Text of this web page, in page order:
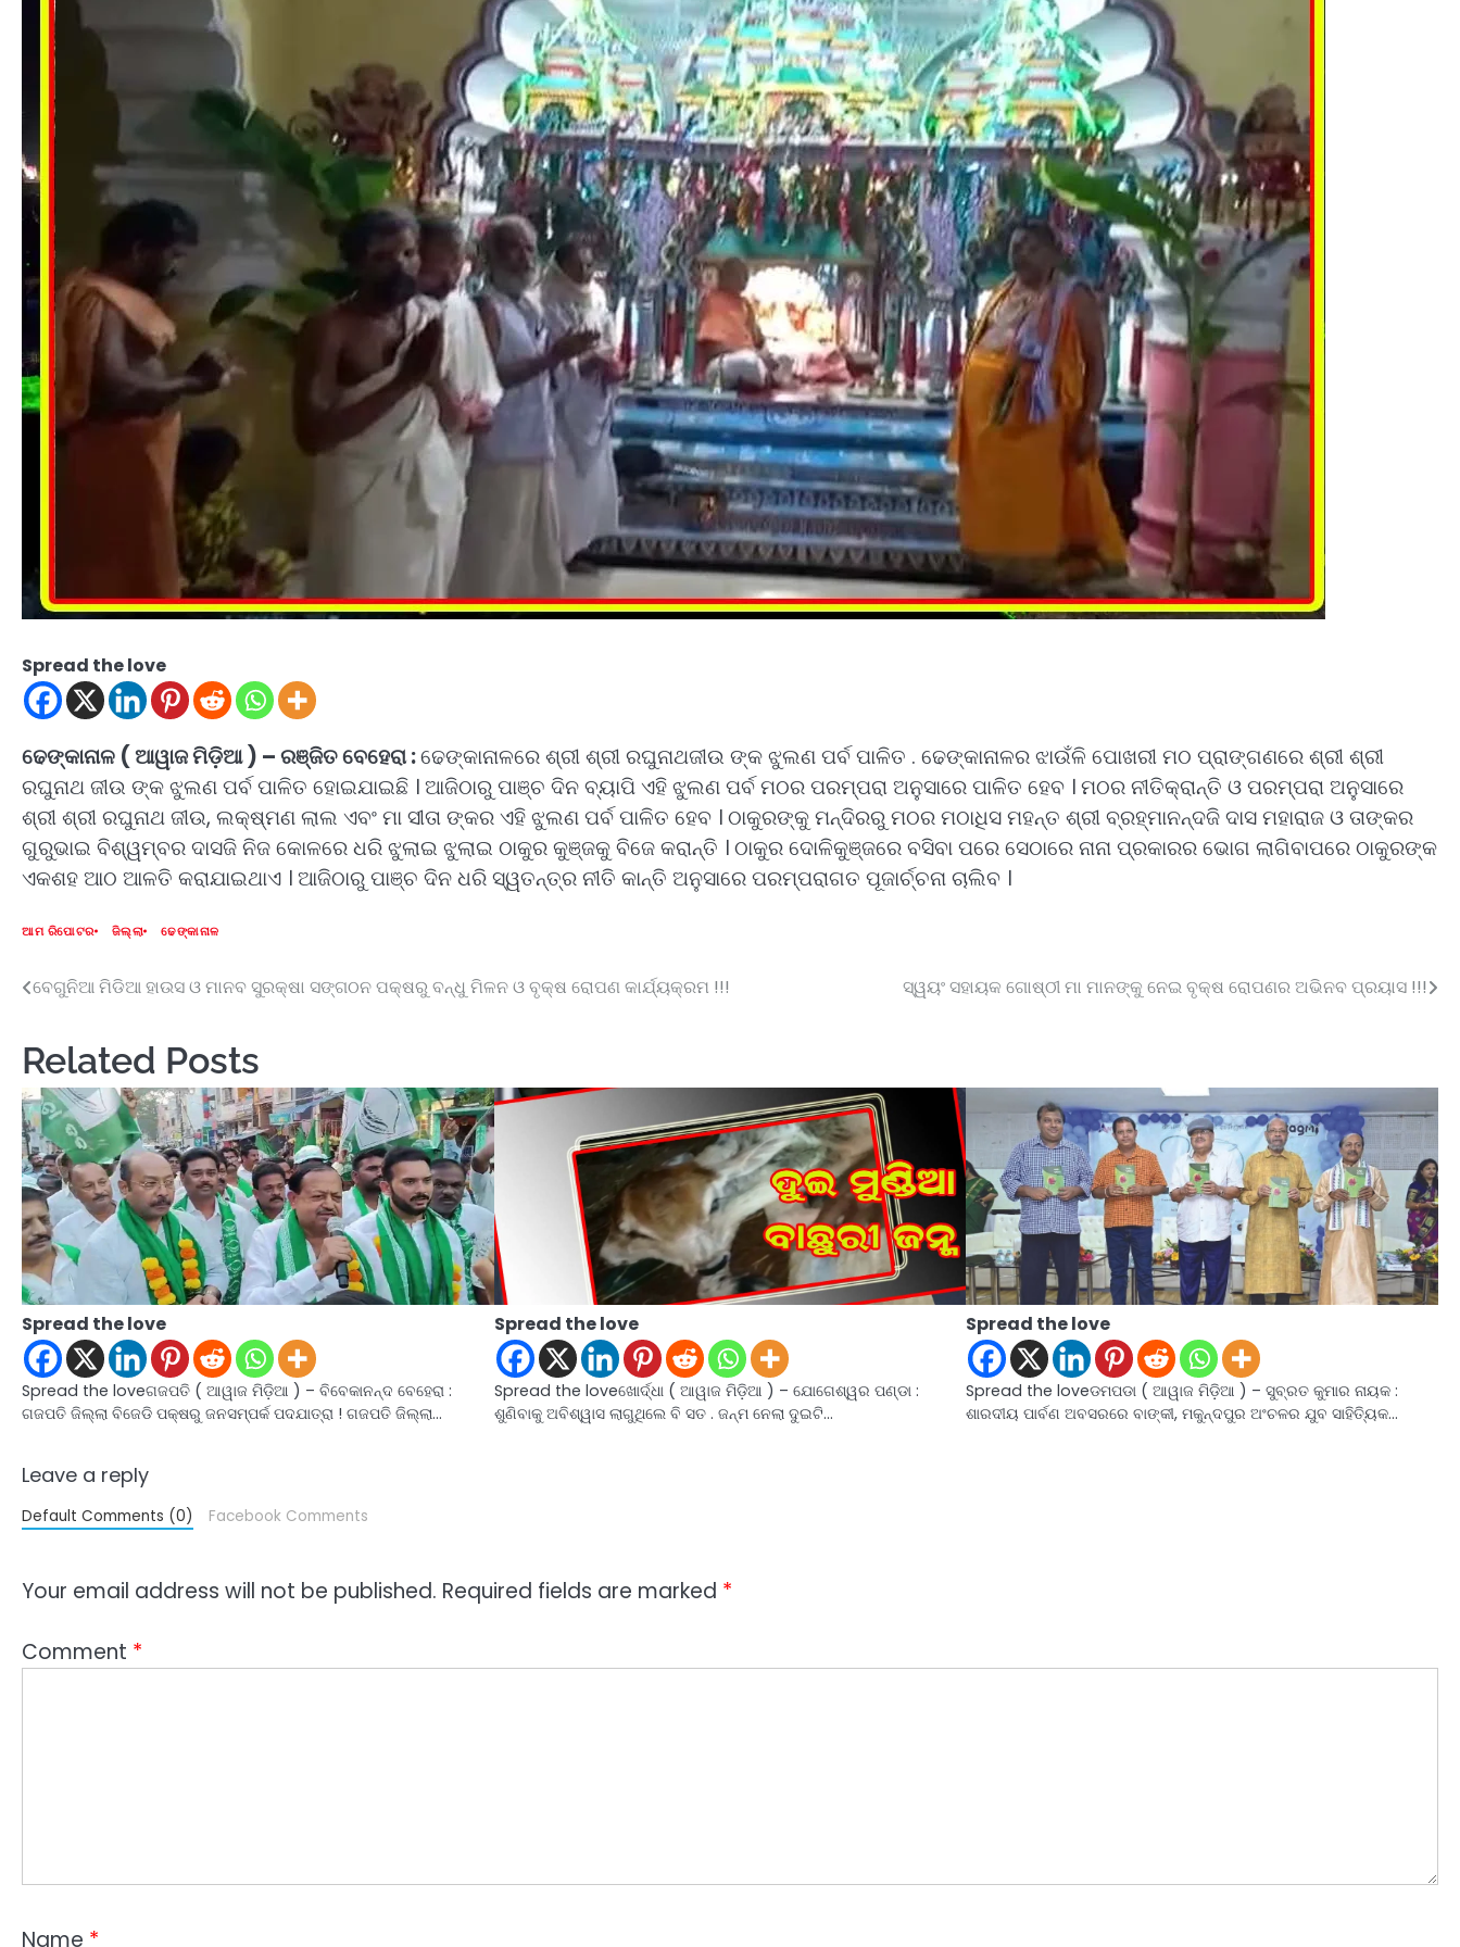
Spread the love
ଢେଙ୍କାନାଳ ( ଆୱାଜ ମିଡ଼ିଆ ) – ରଞ୍ଜିତ ବେହେରା :ଢେଙ୍କାନାଳରେ ଶ୍ରୀ ଶ୍ରୀ ରଘୁନାଥଜୀଉ ଙ୍କ ଝୁଲଣ ପର୍ବ ପାଳିତ . ଢେଙ୍କାନାଳର ଝାଉଁଳି ପୋଖରୀ ମଠ ପ୍ରାଙ୍ଗଣରେ ଶ୍ରୀ ଶ୍ରୀ
ରଘୁନାଥ ଜୀଉ ଙ୍କ ଝୁଲଣ ପର୍ବ ପାଳିତ ହୋଇଯାଇଛି । ଆଜିଠାରୁ ପାଞ୍ଚ ଦିନ ବ୍ୟାପି ଏହି ଝୁଲଣ ପର୍ବ ମଠର ପରମ୍ପରା ଅନୁସାରେ ପାଳିତ ହେବ । ମଠର ନୀତିକ୍ରାନ୍ତି ଓ ପରମ୍ପରା ଅନୁସାରେ
ଶ୍ରୀ ଶ୍ରୀ ରଘୁନାଥ ଜୀଉ, ଲକ୍ଷ୍ମଣ ଲାଲ ଏବଂ ମା ସୀତା ଙ୍କର ଏହି ଝୁଲଣ ପର୍ବ ପାଳିତ ହେବ । ଠାକୁରଙ୍କୁ ମନ୍ଦିରରୁ ମଠର ମଠାଧିସ ମହନ୍ତ ଶ୍ରୀ ବ୍ରହ୍ମାନନ୍ଦଜି ଦାସ ମହାରାଜ ଓ ତାଙ୍କର
ଗୁରୁଭାଇ ବିଶ୍ୱମ୍ବର ଦାସଜି ନିଜ କୋଳରେ ଧରି ଝୁଲାଇ ଝୁଲାଇ ଠାକୁର କୁଞ୍ଜକୁ ବିଜେ କରାନ୍ତି । ଠାକୁର ଦୋଳିକୁଞ୍ଜରେ ବସିବା ପରେ ସେଠାରେ ନାନା ପ୍ରକାରର ଭୋଗ ଲାଗିବାପରେ ଠାକୁରଙ୍କ
ଏକଶହ ଆଠ ଆଳତି କରାଯାଇଥାଏ । ଆଜିଠାରୁ ପାଞ୍ଚ ଦିନ ଧରି ସ୍ୱତନ୍ତ୍ର ନୀତି କାନ୍ତି ଅନୁସାରେ ପରମ୍ପରାଗତ ପୂଜାର୍ଚ୍ଚନା ଚାଲିବ ।
ଆମ ରିପୋଟର ଜିଲ୍ଲା ଢେଙ୍କାନାଳ
Post
ବେଗୁନିଆ ମିଡିଆ ହାଉସ ଓ ମାନବ ସୁରକ୍ଷା ସଙ୍ଗଠନ ପକ୍ଷରୁ ବନ୍ଧୁ ମିଳନ ଓ ବୃକ୍ଷ ରୋପଣ କାର୍ଯ୍ୟକ୍ରମ !!! ସ୍ୱୟଂ ସହାୟକ ଗୋଷ୍ଠୀ ମା ମାନଙ୍କୁ ନେଇ ବୃକ୍ଷ ରୋପଣର ଅଭିନବ ପ୍ରୟାସ !!!
Related Posts
Spread the love
Spread the loveଗଜପତି ( ଆୱାଜ ମିଡ଼ିଆ ) – ବିବେକାନନ୍ଦ ବେହେରା :
ଗଜପତି ଜିଲ୍ଲା ବିଜେଡି ପକ୍ଷରୁ ଜନସମ୍ପର୍କ ପଦଯାତ୍ରା ! ଗଜପତି ଜିଲ୍ଲା…
Spread the love
Spread the loveଖୋର୍ଦ୍ଧା ( ଆୱାଜ ମିଡ଼ିଆ ) – ଯୋଗେଶ୍ୱର ପଣ୍ଡା :
ଶୁଣିବାକୁ ଅବିଶ୍ୱାସ ଲାଗୁଥିଲେ ବି ସତ . ଜନ୍ମ ନେଲା ଦୁଇଟି…
Spread the love
Spread the loveଡମପଡା ( ଆୱାଜ ମିଡ଼ିଆ ) – ସୁବ୍ରତ କୁମାର ନାୟକ :
ଶାରଦୀୟ ପାର୍ବଣ ଅବସରରେ ବାଙ୍କୀ, ମକୁନ୍ଦପୁର ଅଂଚଳର ଯୁବ ସାହିତ୍ୟିକ…
Leave a reply
Default Comments (0) Facebook Comments
Your email address will not be published. Required fields are marked *
Comment *
Name *